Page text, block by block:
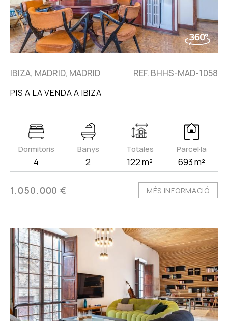
IBIZA, MADRID, MADRID REF. BHHS-MAD-1058
PIS A LA VENDA A IBIZA
Dormitoris
4
Banys
2
Totales
122 m²
Parcel·la
693 m²
1.050.000 € MÉS INFORMACIÓ